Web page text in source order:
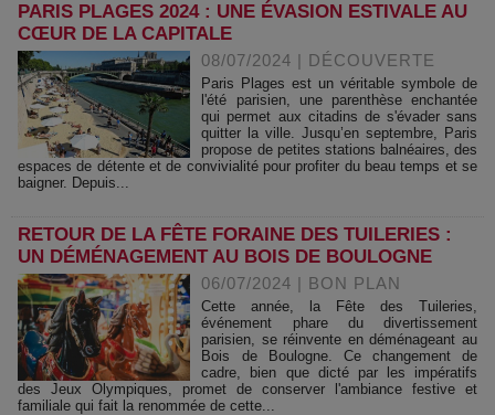
PARIS PLAGES 2024 : UNE ÉVASION ESTIVALE AU
CŒUR DE LA CAPITALE
08/07/2024 | DÉCOUVERTE
Paris Plages est un véritable symbole de
l'été parisien, une parenthèse enchantée
qui permet aux citadins de s'évader sans
quitter la ville. Jusqu’en septembre, Paris
propose de petites stations balnéaires, des
espaces de détente et de convivialité pour profiter du beau temps et se
baigner. Depuis...
RETOUR DE LA FÊTE FORAINE DES TUILERIES :
UN DÉMÉNAGEMENT AU BOIS DE BOULOGNE
06/07/2024 | BON PLAN
Cette année, la Fête des Tuileries,
événement phare du divertissement
parisien, se réinvente en déménageant au
Bois de Boulogne. Ce changement de
cadre, bien que dicté par les impératifs
des Jeux Olympiques, promet de conserver l'ambiance festive et
familiale qui fait la renommée de cette...